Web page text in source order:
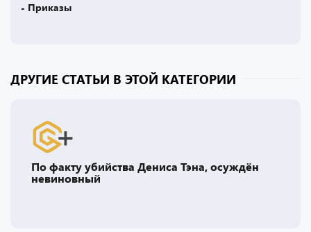
- Приказы
ДРУГИЕ СТАТЬИ В ЭТОЙ КАТЕГОРИИ
По факту убийства Дениса Тэна, осуждён
невиновный